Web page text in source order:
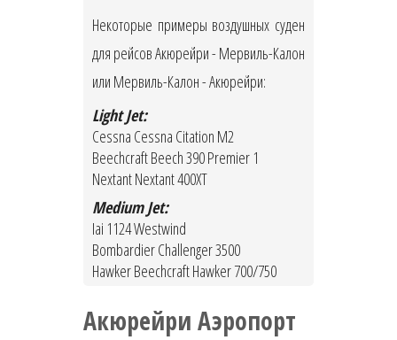
Некоторые примеры воздушных суден
для рейсов Акюрейри - Мервиль-Калон
или Мервиль-Калон - Акюрейри:
Light Jet:
Cessna Cessna Citation M2
Beechcraft Beech 390 Premier 1
Nextant Nextant 400XT
Medium Jet:
Iai 1124 Westwind
Bombardier Challenger 3500
Hawker Beechcraft Hawker 700/750
Акюрейри Аэропорт